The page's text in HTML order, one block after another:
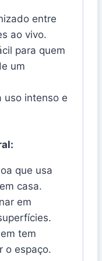
entre
ao vivo.
para quem
um
uso intenso e
que usa
casa.
em
tem
o espaço.